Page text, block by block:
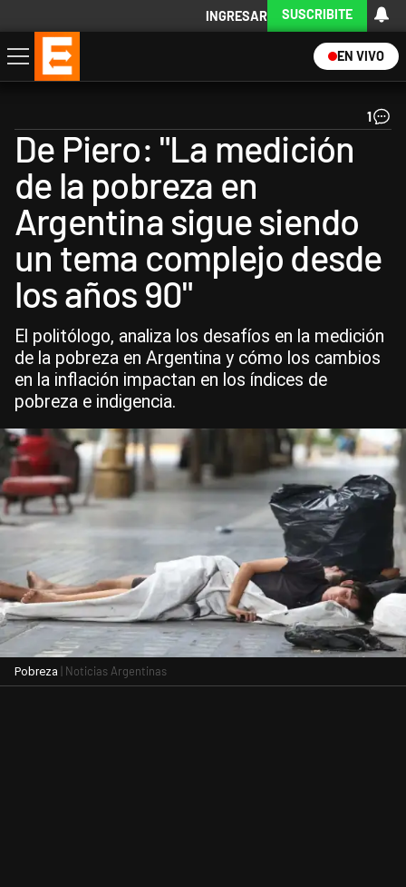
INGRESAR SUSCRIBITE
EN VIVO
Economía
Política
Internacional
Actualidad
Descargá la App
1
De Piero: "La medición
de la pobreza en
Argentina sigue siendo
un tema complejo desde
los años 90"
El politólogo, analiza los desafíos en la medición
de la pobreza en Argentina y cómo los cambios
en la inflación impactan en los índices de
pobreza e indigencia.
Pobreza | Noticias Argentinas